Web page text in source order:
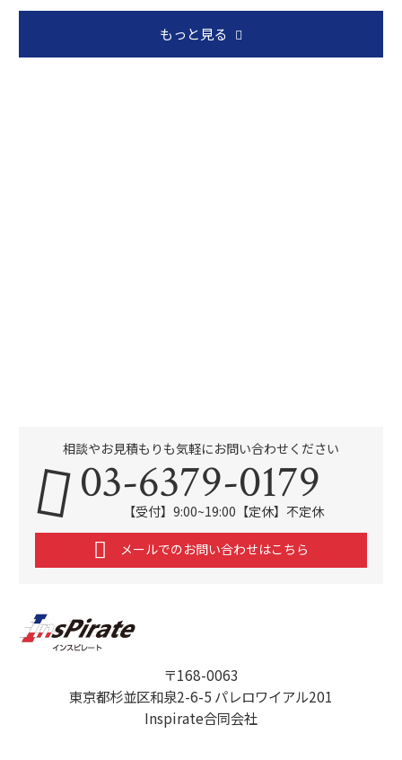
もっと見る
相談やお見積もりも気軽にお問い合わせください
03-6379-0179
【受付】9:00~19:00【定休】不定休
メールでのお問い合わせはこちら
〒168-0063
東京都杉並区和泉2-6-5 パレロワイアル201
Inspirate合同会社